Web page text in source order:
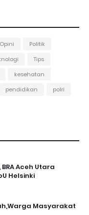
Opini
Politik
Tips
kesehatan
pendidikan
polri
Aceh Utara
Helsinki
Masyarakat